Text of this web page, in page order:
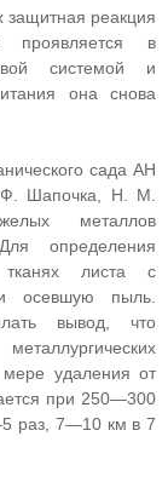
защитная реакция
проявляется в
системой и
она снова
сада АН
Шапочка, Н. М.
металлов
определения
тканях листа с
осевшую пыль.
вывод, что
удаления от
при 250—300
раз, 7—10 км в 7